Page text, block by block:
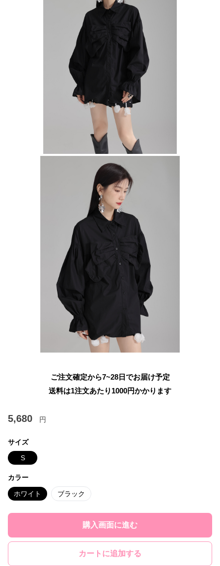
ご注文確定から7~28日でお届け予定
送料は1注文あたり 1000円かかります
5,680 円
サイズ
S
カラー
ホワイト ブラック
購入画面に進む
カートに追加する